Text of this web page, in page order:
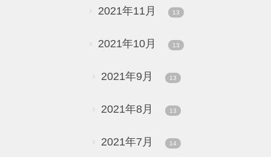
2021年11月 13
2021年10月 13
2021年9月 13
2021年8月 13
2021年7月 14